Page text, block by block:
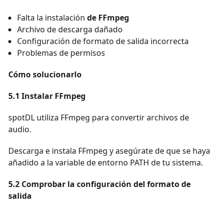
Falta la instalación de FFmpeg
Archivo de descarga dañado
Configuración de formato de salida incorrecta
Problemas de permisos
Cómo solucionarlo
5.1 Instalar FFmpeg
spotDL utiliza FFmpeg para convertir archivos de
audio.
Descarga e instala FFmpeg y asegúrate de que se haya
añadido a la variable de entorno PATH de tu sistema.
5.2 Comprobar la configuración del formato de
salida